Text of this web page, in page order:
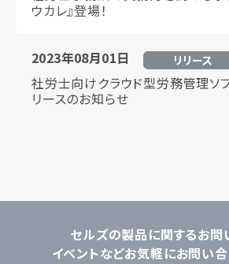
ウカレ』登場！
2023年08月01日 リリース
社労士向けクラウド型労務管理ソフ
リースのお知らせ
セルズの製品に関するお問
イベントなどお気軽にお問い